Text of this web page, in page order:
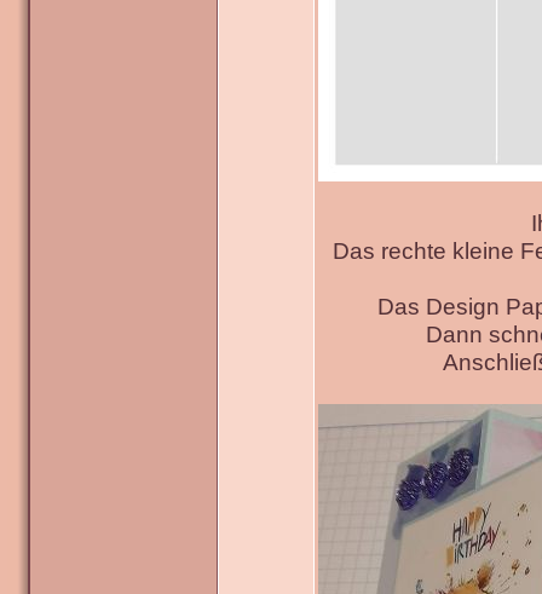
Das rechte kleine
Das Design
Dann